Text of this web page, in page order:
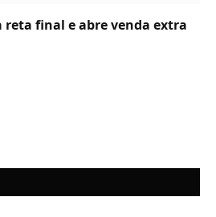
reta final e abre venda extra